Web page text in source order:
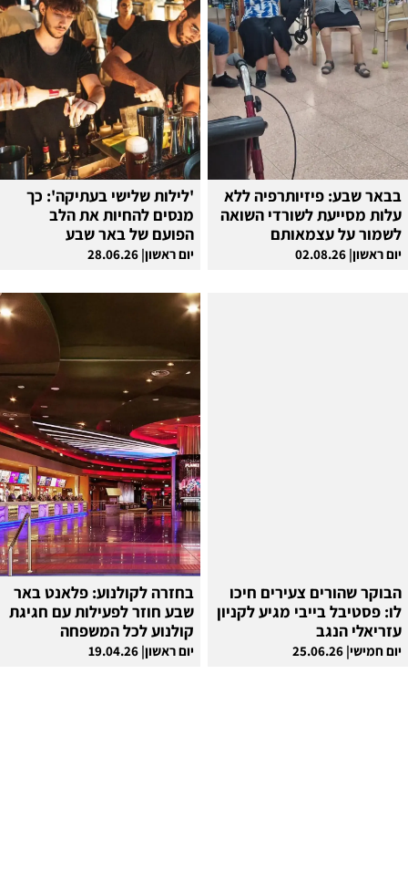
בבאר שבע: פיזיותרפיה ללא
עלות מסייעת לשורדי השואה
לשמור על עצמאותם
יום ראשון| 02.08.26
'לילות שלישי בעתיקה': כך
מנסים להחיות את הלב
הפועם של באר שבע
יום ראשון| 28.06.26
הבוקר שהורים צעירים חיכו
לו: פסטיבל בייבי מגיע לקניון
עזריאלי הנגב
יום חמישי| 25.06.26
בחזרה לקולנוע: פלאנט באר
שבע חוזר לפעילות עם חגיגת
קולנוע לכל המשפחה
יום ראשון| 19.04.26